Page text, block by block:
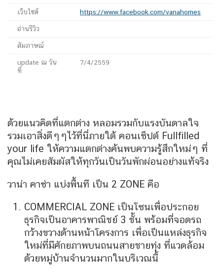
เว็บไซต์ https://www.facebook.com/vanahomes
อ่านรีวิว
สัมภาษณ์
update ณ วัน
ที่
7/4/2559
ด้วยแนวคิดที่แตกต่าง หลอมรวมกับแรงบันดาลใจ
รวมเอาสิ่งดีๆๆไว้ที่นี่ภายใต้ คอนเซ็ปต์ Fullfilled
your life ให้ความแตกต่างค้นพบความรู้สึกใหม่ๆ ที่
คุณไม่เคยสัมผัสให้ทุกวันเป็นวันพักผ่อนอย่างแท้จริง
วาน่า คาซ่า แบ่งพื้นที เป็น 2 ZONE คือ
COMMERCIAL ZONE เป็นโซนเพื่อประกอย
ธุรกิจเป็นอาคารพาณิชย์ 3 ชั้น พร้อมที่จอดรถ
กว้างขวางด้านหน้าโครงการ เพื่อเป็นแหล่งธุรกิจ
ใหม่ที่มีศักยภาพบนถนนสายชายทุ่ง ที่แวดล้อม
ด้วยหมู่บ้านจำนวนมากในบริเวณนี้